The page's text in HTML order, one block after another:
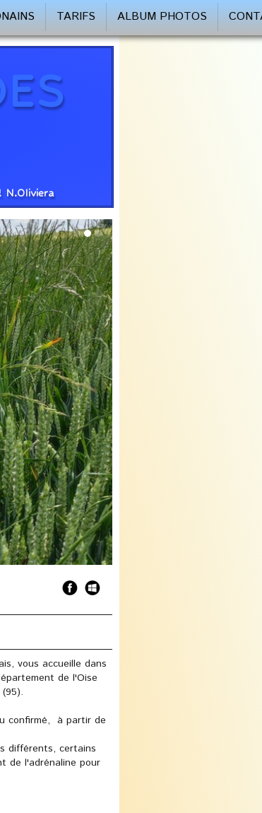
TARIFS ALBUM PHOTOS
N.Oliviera
vous accueille dans
de l'Oise
(95).
confirmé, à partir de
différents, certains
de l'adrénaline pour